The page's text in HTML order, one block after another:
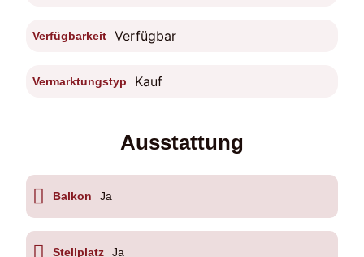
Verfügbarkeit Verfügbar
Vermarktungstyp Kauf
Ausstattung
Balkon Ja
Stellplatz Ja